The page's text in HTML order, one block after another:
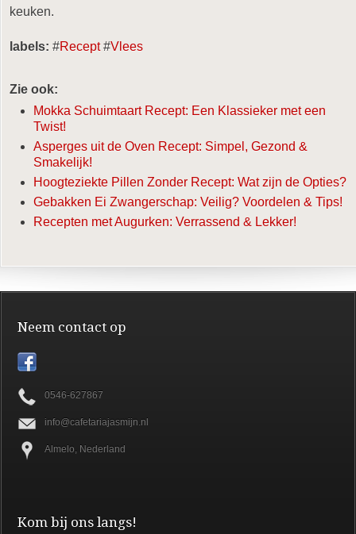
keuken.
labels: #Recept#Vlees
Zie ook:
Mokka Schuimtaart Recept: Een Klassieker met een
Twist!
Asperges uit de Oven Recept: Simpel, Gezond &
Smakelijk!
Hoogteziekte Pillen Zonder Recept: Wat zijn de Opties?
Gebakken Ei Zwangerschap: Veilig? Voordelen & Tips!
Recepten met Augurken: Verrassend & Lekker!
Neem contact op
0546-627867
info@cafetariajasmijn.nl
Almelo, Nederland
Kom bij ons langs!